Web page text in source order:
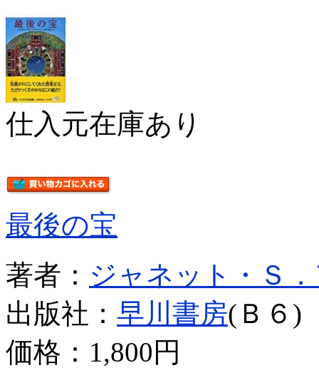
仕入元在庫あり
最後の宝
著者： ジャネット・Ｓ
出版社： 早川書房(Ｂ６)
価格： 1,800円